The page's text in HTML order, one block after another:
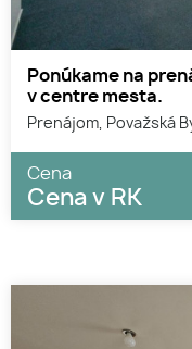
Ponúkame na
v centre mesta.
Prenájom, Považská
Cena
Cena v RK